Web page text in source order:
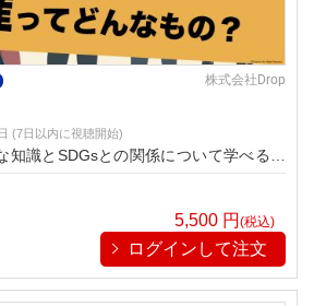
株式会社Drop
(7日以内に視聴開始)
知識とSDGsとの関係について学べる動
5,500 円(税込)
ログインして注文